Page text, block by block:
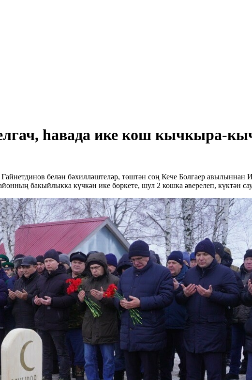
һавада ике кош кычкыра-
белән бәхилләштеләр, төштән соң Кече Болгаер
бакыйлыкка күчкән ике бөркете, шул 2 кошка әверелеп, күктән